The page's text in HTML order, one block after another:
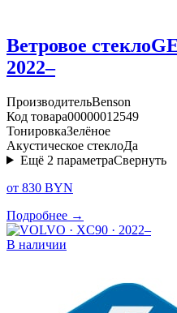
Ветровое стекло
2022–
ПроизводительBenson
Код товара00000012549
ТонировкаЗелёное
Акустическое стеклоДа
Ещё 2 параметраСвернуть
от 830 BYN
Подробнее →
В наличии